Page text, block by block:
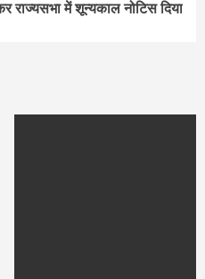
राज्यसभा में शून्यकाल नोटिस दिया